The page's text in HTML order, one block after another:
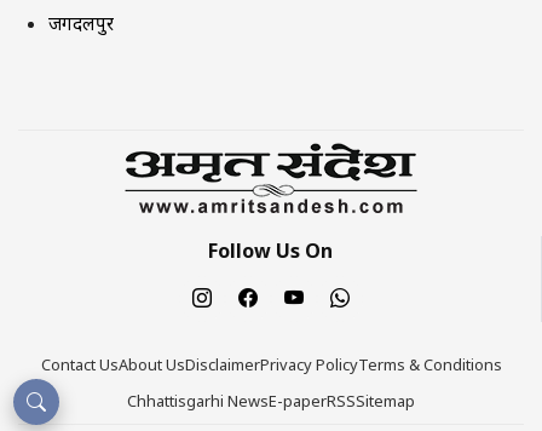
जगदलपुर
Follow Us On
Contact UsAbout UsDisclaimerPrivacy PolicyTerms & Conditions
Chhattisgarhi NewsE-paperRSSSitemap